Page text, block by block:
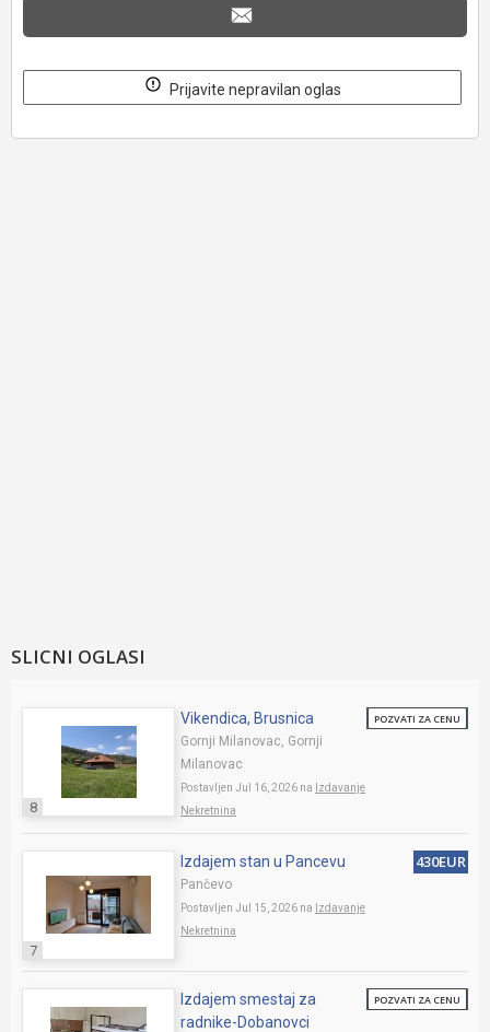
Prijavite nepravilan oglas
SLICNI OGLASI
8
Vikendica, Brusnica
Gornji Milanovac, Gornji
Milanovac
Postavljen Jul 16, 2026 na
Izdavanje
Nekretnina
POZVATI ZA CENU
7
Izdajem stan u Pancevu
Pančevo
Postavljen Jul 15, 2026 na
Izdavanje
Nekretnina
430EUR
Izdajem smestaj za
radnike-Dobanovci
POZVATI ZA CENU